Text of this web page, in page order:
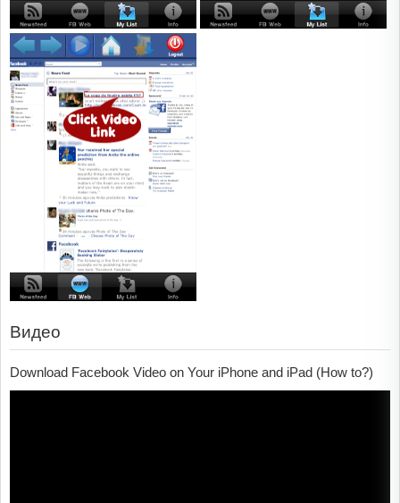
Видео
Download Facebook Video on Your iPhone and iPad (How to?)